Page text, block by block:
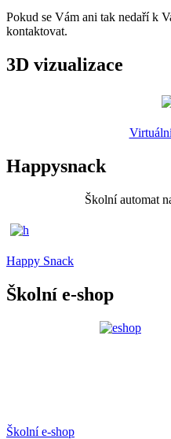
Pokud se Vám ani tak nedaří k
kontaktovat.
3D vizualizace
Happysnack
Školní automat
Happy Snack
Školní e-shop
Školní e-shop